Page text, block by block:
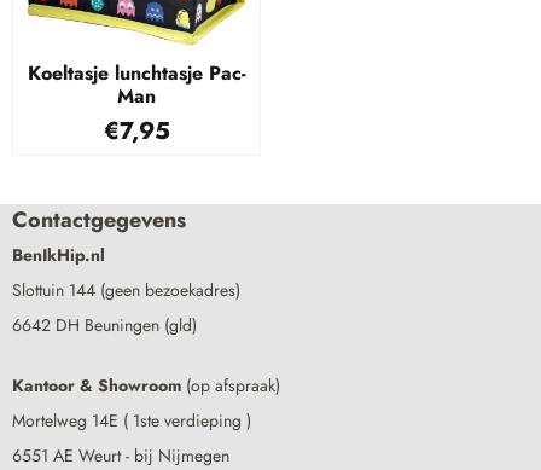
Koeltasje lunchtasje Pac-
Man
€7,95
Contactgegevens
BenIkHip.nl
Slottuin 144 (geen bezoekadres)
6642 DH Beuningen (gld)
Kantoor & Showroom (op afspraak)
Mortelweg 14E ( 1ste verdieping )
6551 AE Weurt - bij Nijmegen